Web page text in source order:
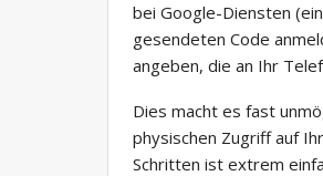
bei Google-Diensten
gesendeten Code
angeben, die an Ihr
Dies macht es fast
physischen Zugriff auf
Schritten ist extrem